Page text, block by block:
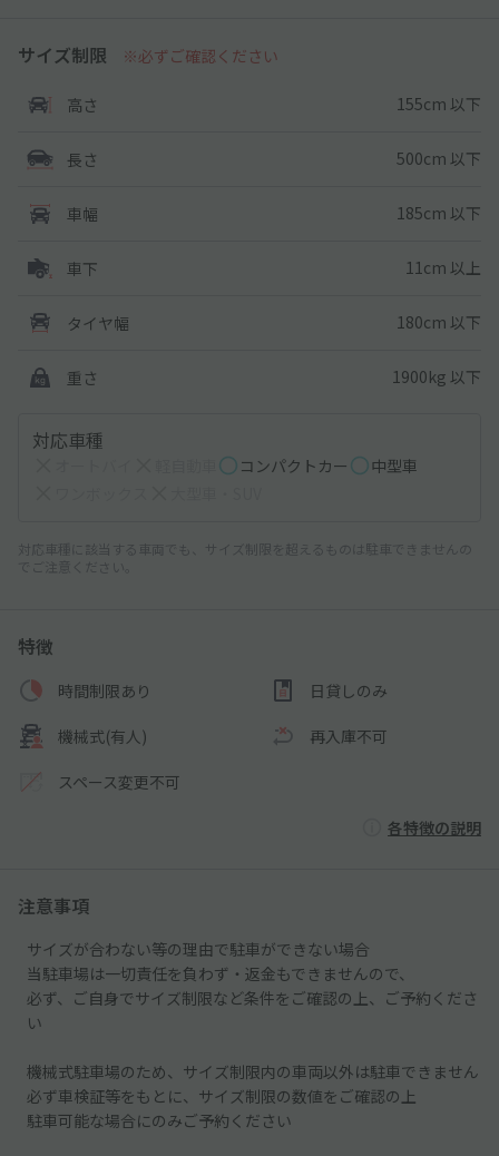
サイズ制限 ※必ずご確認ください
高さ 155cm 以下
長さ 500cm 以下
車幅 185cm 以下
車下 11cm 以上
タイヤ幅 180cm 以下
重さ 1900kg 以下
対応車種
コンパクトカー
中型車
対応車種に該当する車両でも、サイズ制限を超えるものは駐車できませんの
でご注意ください。
特徴
時間制限あり 日貸しのみ
機械式(有人) 再入庫不可
スペース変更不可
各特徴の説明
注意事項
サイズが合わない等の理由で駐車ができない場合
当駐車場は一切責任を負わず・返金もできませんので、
必ず、ご自身でサイズ制限など条件をご確認の上、ご予約くださ
い
機械式駐車場のため、サイズ制限内の車両以外は駐車できません
必ず車検証等をもとに、サイズ制限の数値をご確認の上
駐車可能な場合にのみご予約ください